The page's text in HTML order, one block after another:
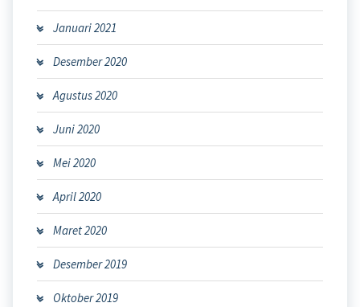
Januari 2021
Desember 2020
Agustus 2020
Juni 2020
Mei 2020
April 2020
Maret 2020
Desember 2019
Oktober 2019